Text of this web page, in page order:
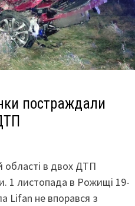
постраждали
області в двох ДТП
1 листопада в Рожищі 19-
Lifan не впорався з